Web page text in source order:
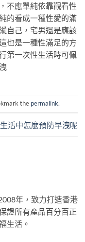
應單純依靠觀看性
的看成一種性愛的滿
自己，宅男還是應該
也是一種性滿足的方
第一次性生活時可佩
the permalink.
生活中怎麼預防早洩呢
年，致力打造香港
證所有產品百分百正
生活。